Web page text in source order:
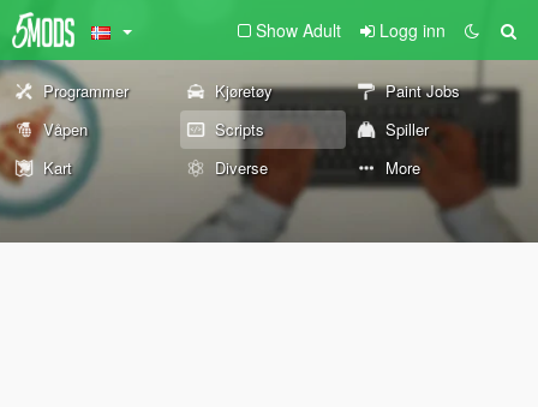
Show Adult Logg inn
Programmer Kjøretøy
Paint Jobs
Våpen
Scripts
Spiller
Kart
Diverse More